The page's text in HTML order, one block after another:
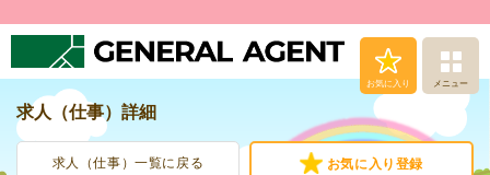
お気に入り メニュー
求人（仕事）詳細
求人（仕事）一覧に戻る お気に入り登録